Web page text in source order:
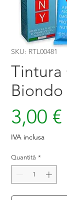
SKU: RTL00481
Tintura
Biondo
3,00 €
IVA inclusa
Quantità *